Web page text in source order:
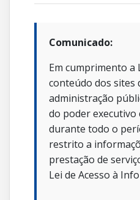
Comunicado:
Em cumprimento a
conteúdo dos sites
administração
do poder executivo
durante todo o
restrito a
prestação de
Lei de Acesso à